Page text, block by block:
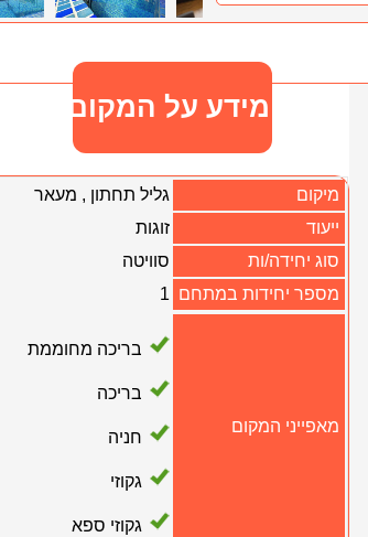
מידע על המקום
מיקום גליל תחתון , מעאר
ייעוד
זוגות
סוג יחידה/ות
סוויטה
מספר יחידות במתחם 1
מאפייני המקום
בריכה מחוממת
בריכה
חניה
גקוזי
גקוזי ספא